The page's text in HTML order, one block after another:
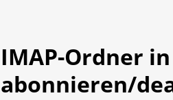
IMAP-Ordner
abonnieren/